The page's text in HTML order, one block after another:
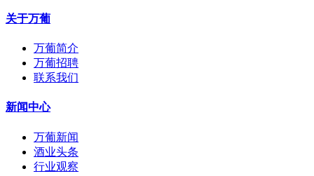
关于万葡
万葡简介
万葡招聘
联系我们
新闻中心
万葡新闻
酒业头条
行业观察